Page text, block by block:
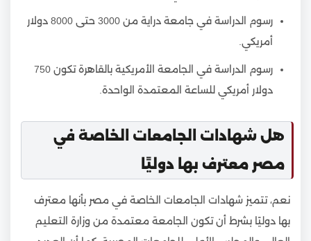
رسوم الدراسة في جامعة دراية من 3000 حتى 8000 دولار
أمريكي.
رسوم الدراسة في الجامعة الأمريكية بالقاهرة تكون 750
دولار أمريكي للساعة المعتمدة الواحدة.
هل شهادات الجامعات الخاصة في
مصر معترف بها دوليًا
نعم، تتميز شهادات الجامعات الخاصة في مصر بأنها معترف
بها دوليًا بشرط أن تكون الجامعة معتمدة من وزارة التعليم